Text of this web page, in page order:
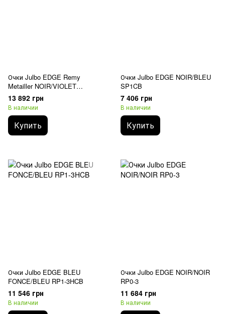
Очки Julbo EDGE Remy
Metailler NOIR/VIOLET
RP13HCB+SP0
13 892 грн
В наличии
Купить
Очки Julbo EDGE NOIR/BLEU
SP1CB
7 406 грн
В наличии
Купить
Очки Julbo EDGE BLEU
FONCE/BLEU RP1-3HCB
11 546 грн
В наличии
Очки Julbo EDGE NOIR/NOIR
RP0-3
11 684 грн
В наличии